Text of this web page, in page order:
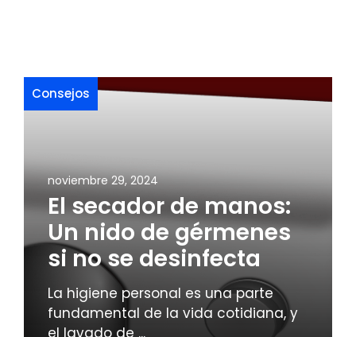
Consejos
noviembre 29, 2024
El secador de manos:
Un nido de gérmenes
si no se desinfecta
La higiene personal es una parte
fundamental de la vida cotidiana, y
el lavado de ...